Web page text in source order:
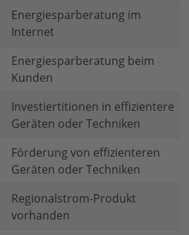
Energiesparberatung im
Internet
Energiesparberatung beim
Kunden
Investiertitionen in effizientere
Geräten oder Techniken
Förderung von effizienteren
Geräten oder Techniken
Regionalstrom-Produkt
vorhanden